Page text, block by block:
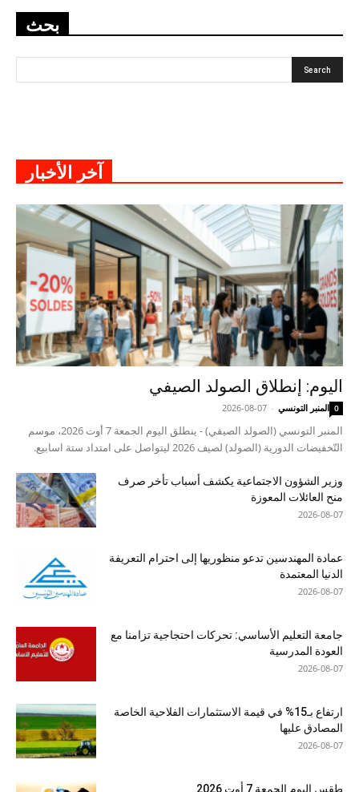
بحث
آخر الأخبار
اليوم: إنطلاق الصولد الصيفي
المنبر التونسي -
2026-08-07 0
المنبر التونسي (الصولد الصيفي) - ينطلق اليوم الجمعة 7 أوت 2026، موسم
التّخفيضات الدورية (الصولد) لصيف 2026 ليتواصل على امتداد ستة اسابيع.
وزير الشؤون الاجتماعية يكشف أسباب تأخر صرف
منح العائلات المعوزة
2026-08-07
عمادة المهندسين تدعو منظوريها إلى احترام التعريفة
الدنيا المعتمدة
2026-08-07
جامعة التعليم الأساسي: تحركات احتجاجية تزامنا مع
العودة المدرسية
2026-08-07
ارتفاع بـ15% في قيمة الاستثمارات الفلاحية الخاصة
المصادق عليها
2026-08-07
طقس اليوم الجمعة 7 أوت 2026